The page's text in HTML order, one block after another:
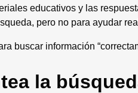
educativos y las
pero no para ayudar
buscar información
la